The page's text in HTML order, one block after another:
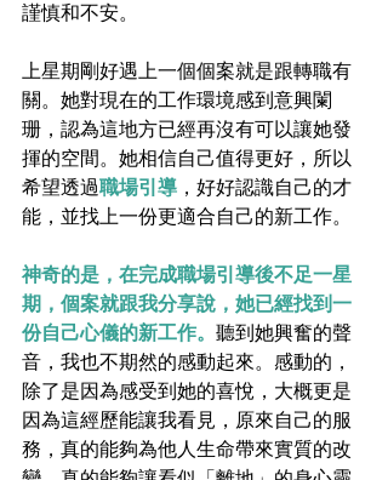
謹慎和不安。
上星期剛好遇上一個個案就是跟轉職有
關。她對現在的工作環境感到意興闌
珊，認為這地方已經再沒有可以讓她發
揮的空間。她相信自己值得更好，所以
希望透過職場引導 ，好好認識自己的才
能，並找上一份更適合自己的新工作。
神奇的是，在完成職場引導後不足一星
期，個案就跟我分享說，她已經找到一
份自己心儀的新工作。 聽到她興奮的聲
音，我也不期然的感動起來。感動的，
除了是因為感受到她的喜悅，大概更是
因為這經歷能讓我看見，原來自己的服
務，真的能夠為他人生命帶來實質的改